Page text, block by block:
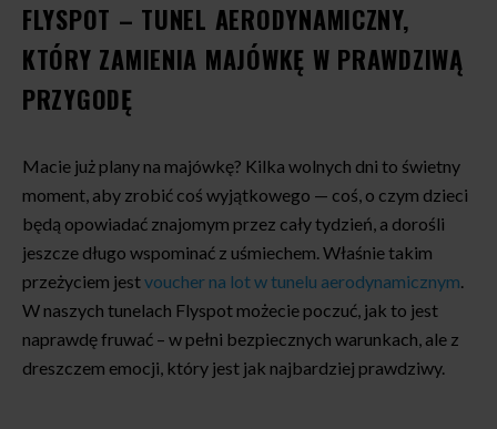
FLYSPOT – TUNEL AERODYNAMICZNY,
KTÓRY ZAMIENIA MAJÓWKĘ W PRAWDZIWĄ
PRZYGODĘ
Macie już plany na majówkę? Kilka wolnych dni to świetny
moment, aby zrobić coś wyjątkowego — coś, o czym dzieci
będą opowiadać znajomym przez cały tydzień, a dorośli
jeszcze długo wspominać z uśmiechem. Właśnie takim
przeżyciem jestvoucher na lot w tunelu aerodynamicznym.
W naszych tunelach Flyspot możecie poczuć, jak to jest
naprawdę fruwać – w pełni bezpiecznych warunkach, ale z
dreszczem emocji, który jest jak najbardziej prawdziwy.